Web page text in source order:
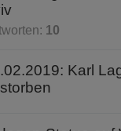
10
Karl